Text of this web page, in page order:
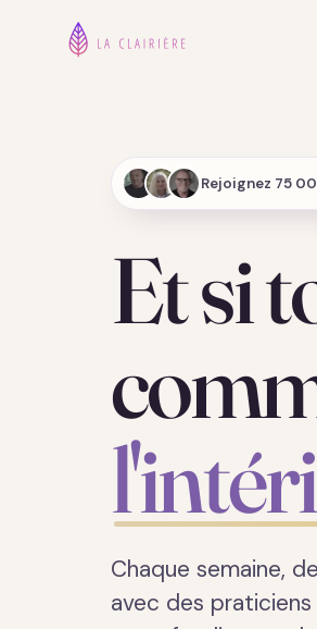
Rejoignez 75
Et si
Chaque semaine,
avec des